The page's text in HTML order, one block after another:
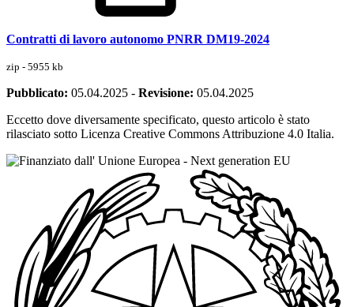
Contratti di lavoro autonomo PNRR DM19-2024
zip - 5955 kb
Pubblicato: 05.04.2025 - Revisione: 05.04.2025
Eccetto dove diversamente specificato, questo articolo è stato
rilasciato sotto Licenza Creative Commons Attribuzione 4.0 Italia.